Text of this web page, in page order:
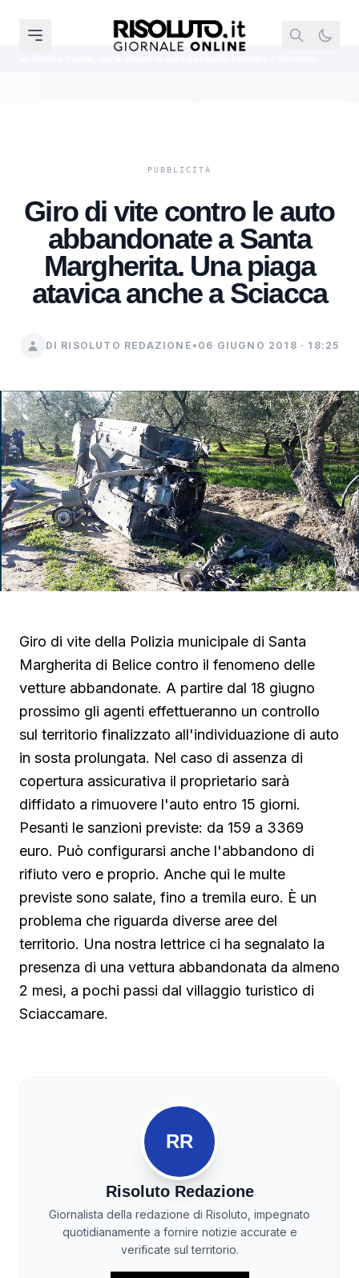
Giro di vite contro le auto
abbandonate a Santa
Margherita. Una piaga
atavica anche a Sciacca
DI RISOLUTO REDAZIONE • 06 GIUGNO 2018 · 18:25
Giro di vite della Polizia municipale di Santa
Margherita di Belice contro il fenomeno delle
vetture abbandonate. A partire dal 18 giugno
prossimo gli agenti effettueranno un controllo
sul territorio finalizzato all'individuazione di auto
in sosta prolungata. Nel caso di assenza di
copertura assicurativa il proprietario sarà
diffidato a rimuovere l'auto entro 15 giorni.
Pesanti le sanzioni previste: da 159 a 3369
euro. Può configurarsi anche l'abbandono di
rifiuto vero e proprio. Anche qui le multe
previste sono salate, fino a tremila euro. È un
problema che riguarda diverse aree del
territorio. Una nostra lettrice ci ha segnalato la
presenza di una vettura abbandonata da almeno
2 mesi, a pochi passi dal villaggio turistico di
Sciaccamare.
RR
Risoluto Redazione
Giornalista della redazione di Risoluto, impegnato
quotidianamente a fornire notizie accurate e
verificate sul territorio.